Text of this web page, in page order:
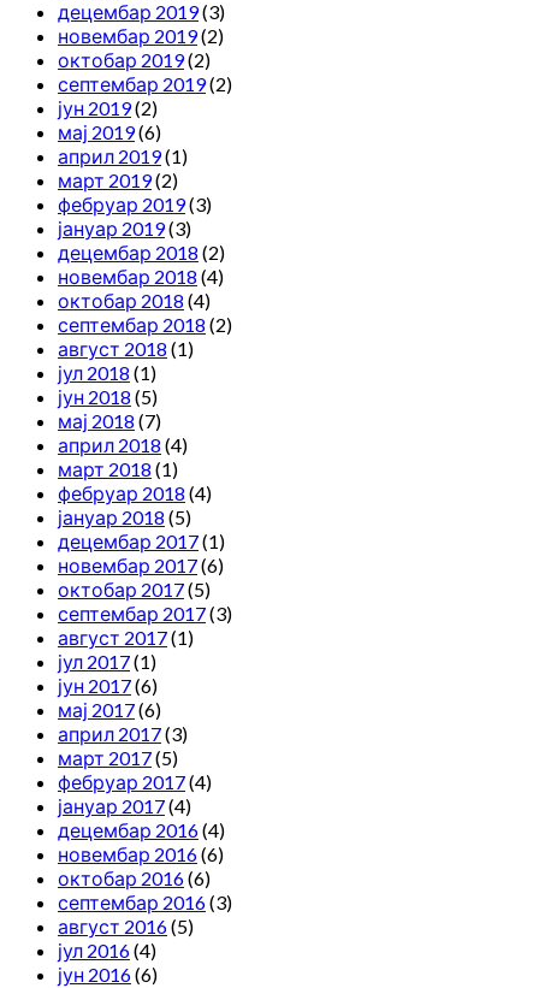
децембар 2019(3)
новембар 2019(2)
октобар 2019(2)
септембар 2019(2)
јун 2019(2)
мај 2019(6)
април 2019(1)
март 2019(2)
фебруар 2019(3)
јануар 2019(3)
децембар 2018 (2)
новембар 2018 (4)
октобар 2018 (4)
септембар 2018 (2)
август 2018 (1)
јул 2018 (1)
јун 2018 (5)
мај 2018 (7)
април 2018 (4)
март 2018 (1)
фебруар 2018 (4)
јануар 2018 (5)
децембар 2017(1)
новембар 2017(6)
октобар 2017(5)
септембар 2017(3)
август 2017(1)
јул 2017(1)
јун 2017(6)
мај 2017(6)
април 2017(3)
март 2017(5)
фебруар 2017(4)
јануар 2017(4)
децембар 2016(4)
новембар 2016(6)
октобар 2016(6)
септембар 2016(3)
август 2016(5)
јул 2016(4)
јун 2016(6)